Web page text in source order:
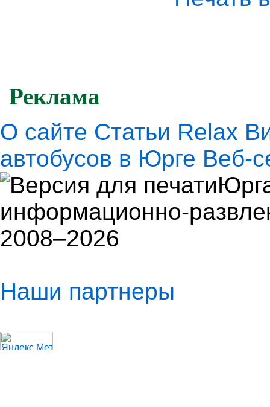
Реклама
О сайте Статьи Relax
автобусов в Юрге Веб-
информационно-
2008–2026
Наши партнеры